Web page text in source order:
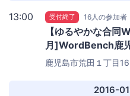
13:00 受付終了 16人の参加者
【ゆるやかな合
月]WordBench鹿
鹿児島市荒田１丁目
2016-